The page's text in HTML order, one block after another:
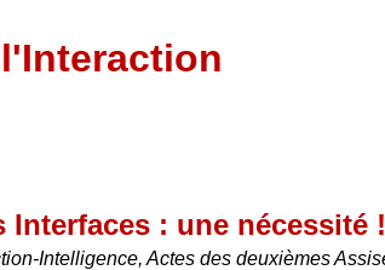
Interfaces : une nécessité !
Intelligence, Actes des deuxièmes